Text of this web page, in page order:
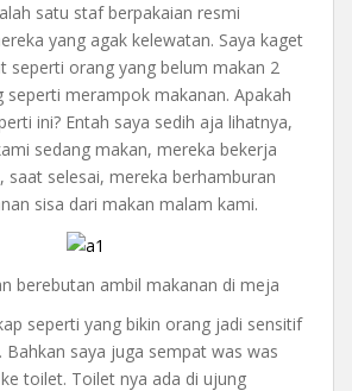
satu staf berpakaian resmi
yang agak kelewatan. Saya kaget
seperti orang yang belum makan 2
seperti merampok makanan. Apakah
ini? Entah saya sedih aja lihatnya,
sedang makan, mereka bekerja
saat selesai, mereka berhamburan
sisa dari makan malam kami.
berebutan ambil makanan di meja
seperti yang bikin orang jadi sensitif
Bahkan saya juga sempat was was
toilet. Toilet nya ada di ujung